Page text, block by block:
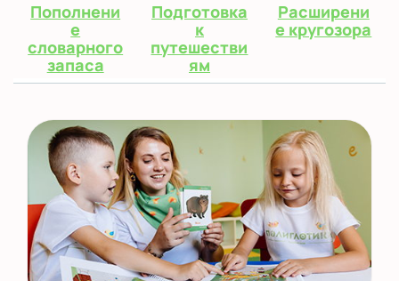
Пополнени
е
словарного
запаса
Подготовка
к
путешестви
ям
Расширени
е кругозора